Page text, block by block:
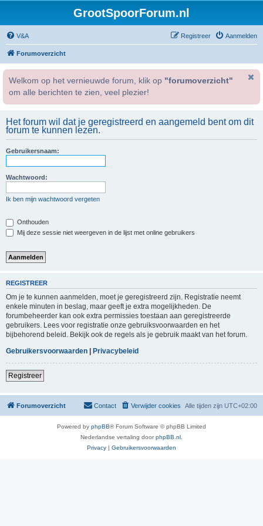
GrootSpoorForum.nl
V&A Aanmelden
Registreer
Forumoverzicht
Welkom op het vernieuwde forum, klik op "forumoverzicht"
om alle berichten te zien, veel plezier!
Het forum wil dat je geregistreerd en aangemeld bent om dit
forum te kunnen lezen.
Gebruikersnaam:
Wachtwoord:
Ik ben mijn wachtwoord vergeten
Onthouden
Mij deze sessie niet weergeven in de lijst met online gebruikers
REGISTREER
Om je te kunnen aanmelden, moet je geregistreerd zijn. Registratie neemt
enkele minuten in beslag, maar geeft je extra mogelijkheden. De
forumbeheerder kan ook extra permissies toestaan aan geregistreerde
gebruikers. Lees voor registratie onze gebruiksvoorwaarden en het
bijbehorend beleid. Bekijk ook de regels als je gebruik maakt van het forum.
Gebruikersvoorwaarden | Privacybeleid
Registreer
Forumoverzicht Alle tijden zijn UTC+02:00
Verwijder cookies
Contact
Powered by phpBB® Forum Software © phpBB Limited
Nederlandse vertaling doorphpBB.nl
Privacy | Gebruikersvoorwaarden